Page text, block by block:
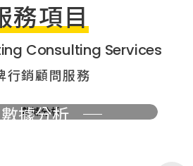
務項目
Consulting Services
行銷顧問服務
數據分析
廣告媒體
內容行銷